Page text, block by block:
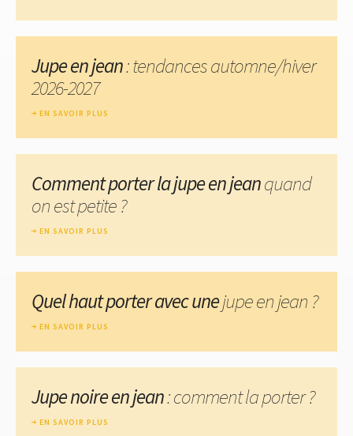
Jupe en jean: tendances automne/hiver
2026-2027
EN SAVOIR PLUS
Comment porter la jupe en jeanquand
on est petite ?
EN SAVOIR PLUS
Quel haut porter avec unejupe en jean ?
EN SAVOIR PLUS
Jupe noire en jean: comment la porter ?
EN SAVOIR PLUS